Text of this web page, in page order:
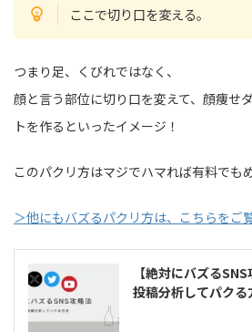
ここで切り口を変える。
つまり足、くびれではなく、
顔と言う部位に切り口を変えて、顔痩せ
トを作るといったイメージ！
このパクリ方はマジでハマれば有料でも
＞他にもバズるパクリ方は、こちらをご
【絶対にバズる
投稿分析してパクる